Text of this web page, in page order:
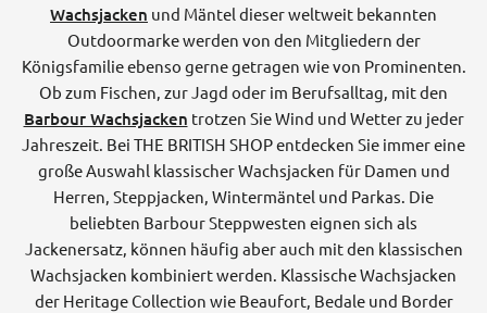
Wachsjacken und Mäntel dieser weltweit bekannten
Outdoormarke werden von den Mitgliedern der
Königsfamilie ebenso gerne getragen wie von Prominenten.
Ob zum Fischen, zur Jagd oder im Berufsalltag, mit den
Barbour Wachsjacken trotzen Sie Wind und Wetter zu jeder
Jahreszeit. Bei THE BRITISH SHOP entdecken Sie immer eine
große Auswahl klassischer Wachsjacken für Damen und
Herren, Steppjacken, Wintermäntel und Parkas. Die
beliebten Barbour Steppwesten eignen sich als
Jackenersatz, können häufig aber auch mit den klassischen
Wachsjacken kombiniert werden. Klassische Wachsjacken
der Heritage Collection wie Beaufort, Bedale und Border